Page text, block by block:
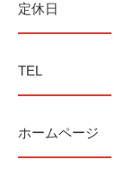
定休日
TEL
ホームページ